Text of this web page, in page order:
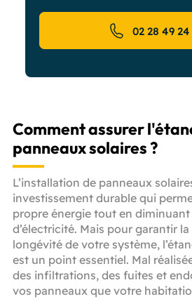
02 28 49 24
Comment assurer
panneaux solaires ?
L’installation de panneaux
investissement durable qui
propre énergie tout en
d’électricité. Mais pour garantir
longévité de votre système,
est un point essentiel. Mal
des infiltrations, des fuites et
vos panneaux que votre